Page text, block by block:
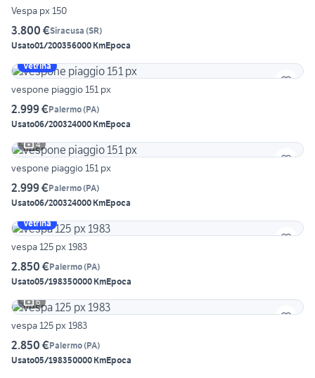
Vespa px 150
3.800 €Siracusa (SR)
Usato01/200356000 KmEpoca
Vetrina
vespone piaggio 151 px
2.999 €Palermo(PA)
Usato06/200324000 KmEpoca
4
vespone piaggio 151 px
2.999 €Palermo(PA)
Usato06/200324000 KmEpoca
Vetrina
vespa 125 px 1983
2.850 €Palermo(PA)
Usato05/198350000 KmEpoca
6
vespa 125 px 1983
2.850 €Palermo(PA)
Usato05/198350000 KmEpoca